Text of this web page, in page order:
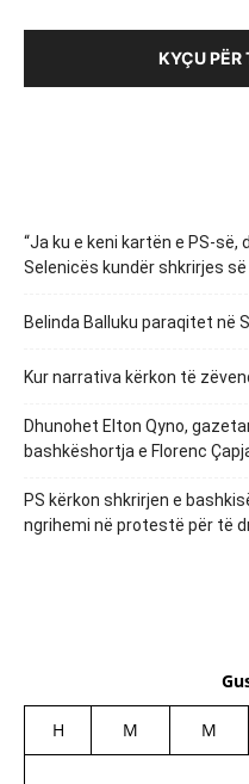
KYÇU PËR
“Ja ku e keni kartën e PS-
Selenicës kundër shkrirjes
Belinda Balluku paraqitet në
Kur narrativa kërkon të
Dhunohet Elton Qyno,
bashkëshortja e Florenc
PS kërkon shkrirjen e
ngrihemi në protestë për të
H M M